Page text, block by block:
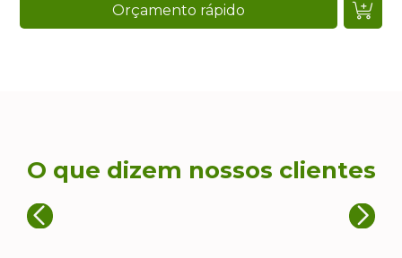
Orçamento rápido
O que dizem nossos clientes